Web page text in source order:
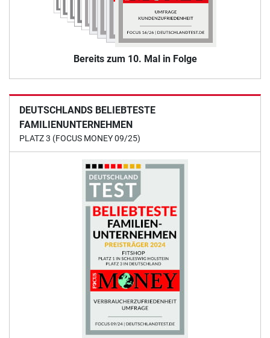
Bereits zum 10. Mal in Folge
DEUTSCHLANDS BELIEBTESTE
FAMILIENUNTERNEHMEN
PLATZ 3 (FOCUS MONEY 09/25)